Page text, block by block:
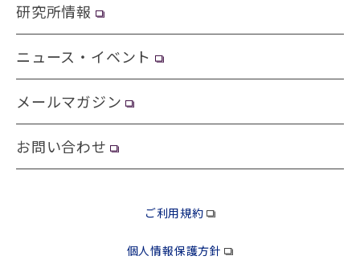
研究所情報
ニュース・イベント
メールマガジン
お問い合わせ
ご利用規約
個人情報保護方針